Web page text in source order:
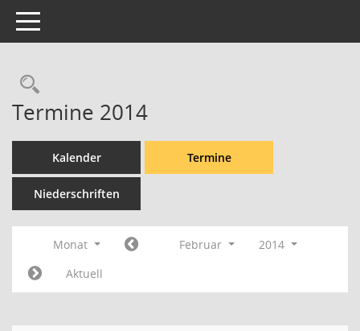
Toggle navigation
Rechercheauswahl
Termine 2014
Kalender Termine
Niederschriften
Monat Februar
2014
Aktuell